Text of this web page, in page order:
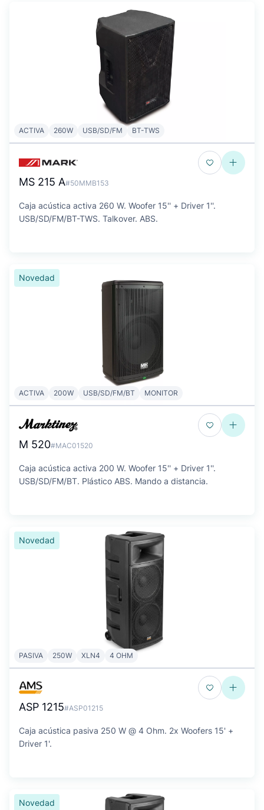
ACTIVA 260W USB/SD/FM BT-TWS
MS 215 A#50MMB153
Caja acústica activa 260 W. Woofer 15'' + Driver 1''.
USB/SD/FM/BT-TWS. Talkover. ABS.
Novedad
ACTIVA 200W USB/SD/FM/BT MONITOR
M 520#MAC01520
Caja acústica activa 200 W. Woofer 15'' + Driver 1''.
USB/SD/FM/BT. Plástico ABS. Mando a distancia.
Novedad
PASIVA 250W XLN4 4 OHM
ASP 1215#ASP01215
Caja acústica pasiva 250 W @ 4 Ohm. 2x Woofers 15' +
Driver 1'.
Novedad